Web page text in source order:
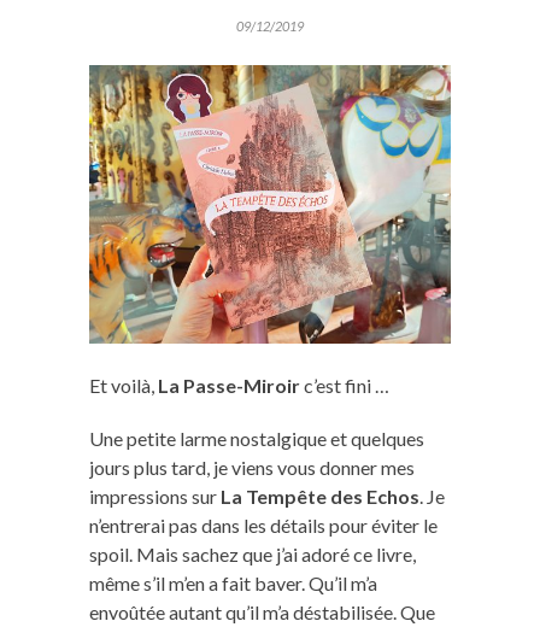
09/12/2019
Et voilà, La Passe-Miroirc’est fini …
Une petite larme nostalgique et quelques
jours plus tard, je viens vous donner mes
impressions sur La Tempête des Echos . Je
n’entrerai pas dans les détails pour éviter le
spoil. Mais sachez que j’ai adoré ce livre,
même s’il m’en a fait baver. Qu’il m’a
envoûtée autant qu’il m’a déstabilisée. Que